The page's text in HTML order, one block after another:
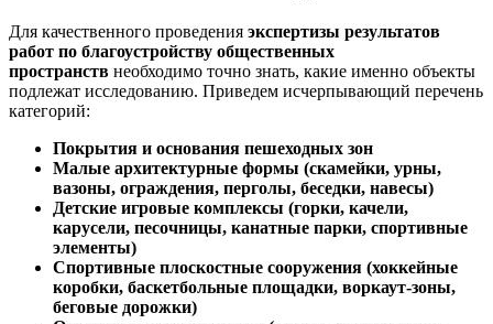
Для качественного проведения экспертизы результатов
работ по благоустройству общественных
пространств необходимо точно знать, какие именно объекты
подлежат исследованию. Приведем исчерпывающий перечень
категорий:
Покрытия и основания пешеходных зон
Малые архитектурные формы (скамейки, урны,
вазоны, ограждения, перголы, беседки, навесы)
Детские игровые комплексы (горки, качели,
карусели, песочницы, канатные парки, спортивные
элементы)
Спортивные плоскостные сооружения (хоккейные
коробки, баскетбольные площадки, воркаут-зоны,
беговые дорожки)